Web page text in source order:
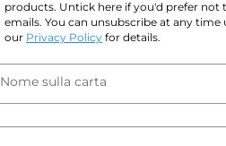
products. Untick here if you'd prefer not
emails. You can unsubscribe at any time
our Privacy Policy for details.
Nome sulla carta